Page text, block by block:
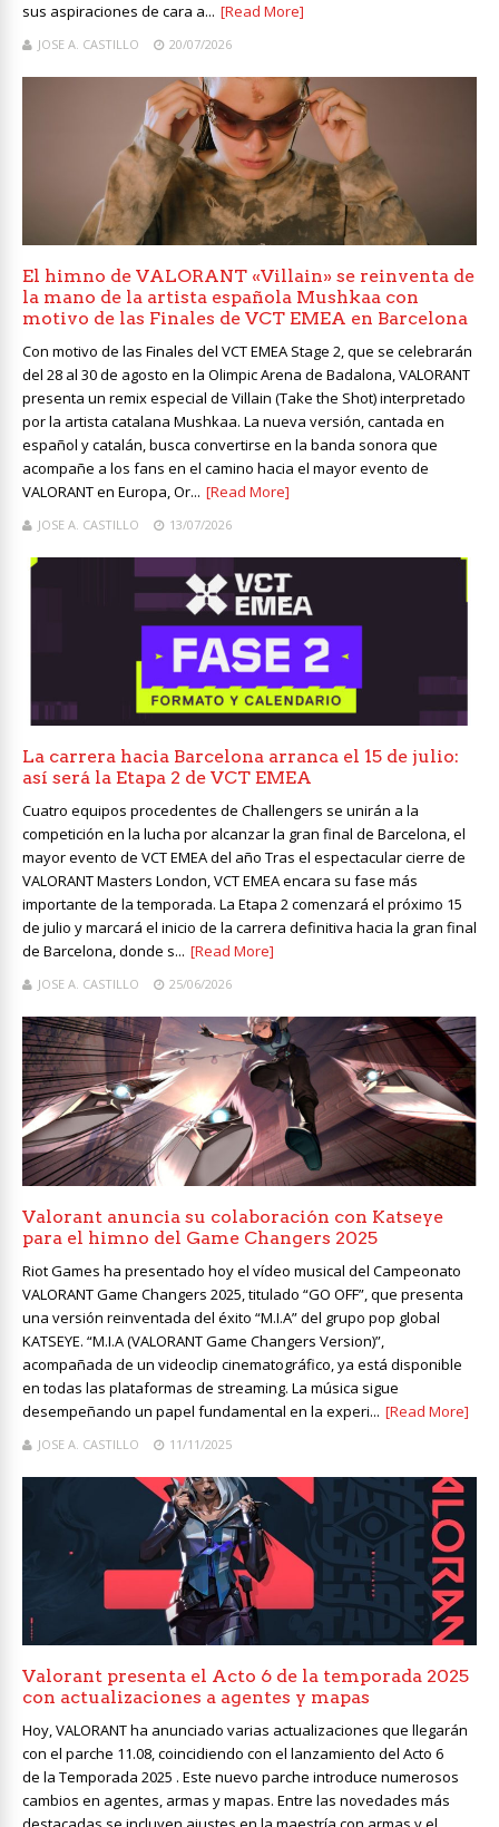
sus aspiraciones de cara a... [Read More]
JOSE A. CASTILLO 20/07/2026
El himno de VALORANT «Villain» se reinventa de
la mano de la artista española Mushkaa con
motivo de las Finales de VCT EMEA en Barcelona
Con motivo de las Finales del VCT EMEA Stage 2, que se celebrarán
del 28 al 30 de agosto en la Olimpic Arena de Badalona, VALORANT
presenta un remix especial de Villain (Take the Shot) interpretado
por la artista catalana Mushkaa. La nueva versión, cantada en
español y catalán, busca convertirse en la banda sonora que
acompañe a los fans en el camino hacia el mayor evento de
VALORANT en Europa, Or... [Read More]
JOSE A. CASTILLO 13/07/2026
La carrera hacia Barcelona arranca el 15 de julio:
así será la Etapa 2 de VCT EMEA
Cuatro equipos procedentes de Challengers se unirán a la
competición en la lucha por alcanzar la gran final de Barcelona, el
mayor evento de VCT EMEA del año Tras el espectacular cierre de
VALORANT Masters London, VCT EMEA encara su fase más
importante de la temporada. La Etapa 2 comenzará el próximo 15
de julio y marcará el inicio de la carrera definitiva hacia la gran final
de Barcelona, donde s... [Read More]
JOSE A. CASTILLO 25/06/2026
Valorant anuncia su colaboración con Katseye
para el himno del Game Changers 2025
Riot Games ha presentado hoy el vídeo musical del Campeonato
VALORANT Game Changers 2025, titulado “GO OFF”, que presenta
una versión reinventada del éxito “M.I.A” del grupo pop global
KATSEYE. “M.I.A (VALORANT Game Changers Version)”,
acompañada de un videoclip cinematográfico, ya está disponible
en todas las plataformas de streaming. La música sigue
desempeñando un papel fundamental en la experi... [Read More]
JOSE A. CASTILLO 11/11/2025
Valorant presenta el Acto 6 de la temporada 2025
con actualizaciones a agentes y mapas
Hoy, VALORANT ha anunciado varias actualizaciones que llegarán
con el parche 11.08, coincidiendo con el lanzamiento del Acto 6
de la Temporada 2025 . Este nuevo parche introduce numerosos
cambios en agentes, armas y mapas. Entre las novedades más